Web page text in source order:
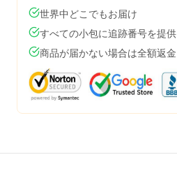
世界中どこでもお届け
すべての小包に追跡番号を提供
商品が届かない場合は全額返金